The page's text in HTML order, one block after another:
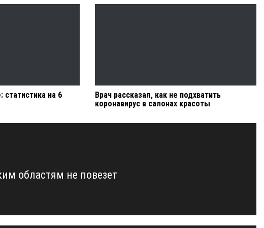
статистика на 6
Врач рассказал, как не подхватить
коронавирус в салонах красоты
областям не повезет